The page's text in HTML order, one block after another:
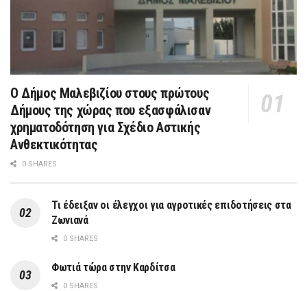
Ο Δήμος Μαλεβιζίου στους πρώτους
Δήμους της χώρας που εξασφάλισαν
χρηματοδότηση για Σχέδιο Αστικής
Ανθεκτικότητας
0 SHARES
Τι έδειξαν οι έλεγχοι για αγροτικές επιδοτήσεις στα
Ζωνιανά
0 SHARES
Φωτιά τώρα στην Καρδίτσα
0 SHARES